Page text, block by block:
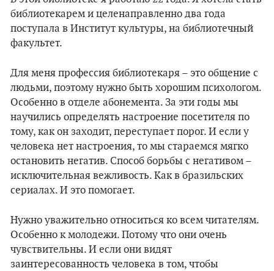
библиотекарем и целенаправленно два года
поступала в Институт культуры, на библиотечный
факультет.
Для меня профессия библиотекаря – это общение с
людьми, поэтому нужно быть хорошим психологом.
Особенно в отделе абонемента. За эти годы мы
научились определять настроение посетителя по
тому, как он заходит, переступает порог. И если у
человека нет настроения, то мы стараемся мягко
остановить негатив. Способ борьбы с негативом –
исключительная вежливость. Как в бразильских
сериалах. И это помогает.
Нужно уважительно относиться ко всем читателям.
Особенно к молодежи. Потому что они очень
чувствительны. И если они видят
заинтересованность человека в том, чтобы